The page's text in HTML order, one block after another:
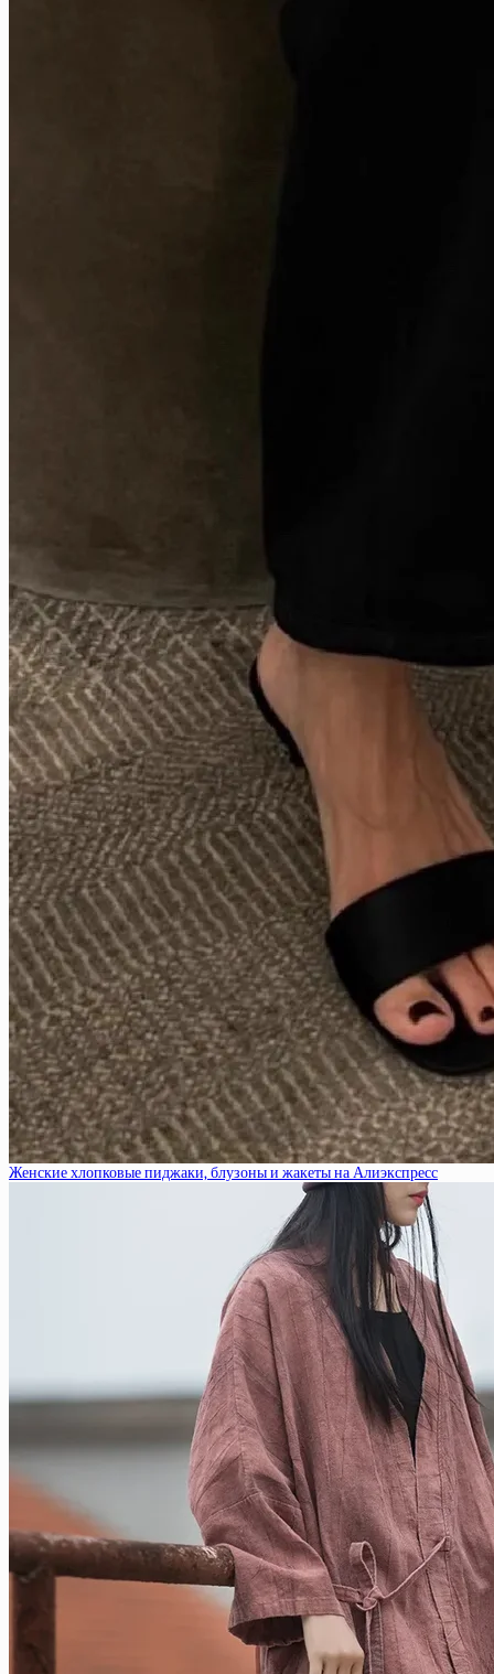
Женские хлопковые пиджаки, блузоны и жакеты на Алиэкспресс